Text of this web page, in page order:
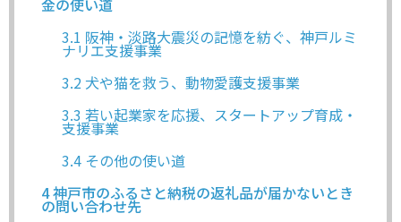
3.1 阪神・淡路大震災の記憶を紡ぐ、神戸ルミ
ナリエ支援事業
3.2 犬や猫を救う、動物愛護支援事業
3.3 若い起業家を応援、スタートアップ育成・
支援事業
3.4その他の使い道
4神戸市のふるさと納税の返礼品が届かないとき
の問い合わせ先